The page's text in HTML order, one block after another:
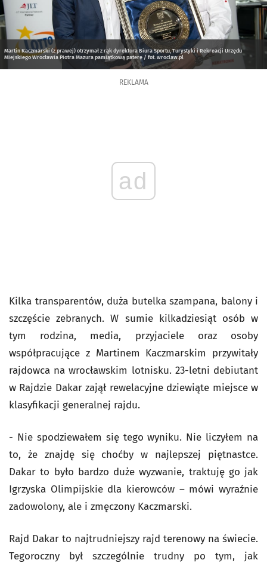
Martin Kaczmarski (z prawej) otrzymał z rąk dyrektora Biura Sportu, Turystyki i Rekreacji Urzędu
Miejskiego Wrocławia Piotra Mazura pamiątkową paterę / fot. wroclaw.pl
REKLAMA
ad
Kilka transparentów, duża butelka szampana, balony i
szczęście zebranych. W sumie kilkadziesiąt osób w
tym rodzina, media, przyjaciele oraz osoby
współpracujące z Martinem Kaczmarskim przywitały
rajdowca na wrocławskim lotnisku. 23-letni debiutant
w Rajdzie Dakar zajął rewelacyjne dziewiąte miejsce w
klasyfikacji generalnej rajdu.
- Nie spodziewałem się tego wyniku. Nie liczyłem na
to, że znajdę się choćby w najlepszej piętnastce.
Dakar to było bardzo duże wyzwanie, traktuję go jak
Igrzyska Olimpijskie dla kierowców – mówi wyraźnie
zadowolony, ale i zmęczony Kaczmarski.
Rajd Dakar to najtrudniejszy rajd terenowy na świecie.
Tegoroczny był szczególnie trudny po tym, jak